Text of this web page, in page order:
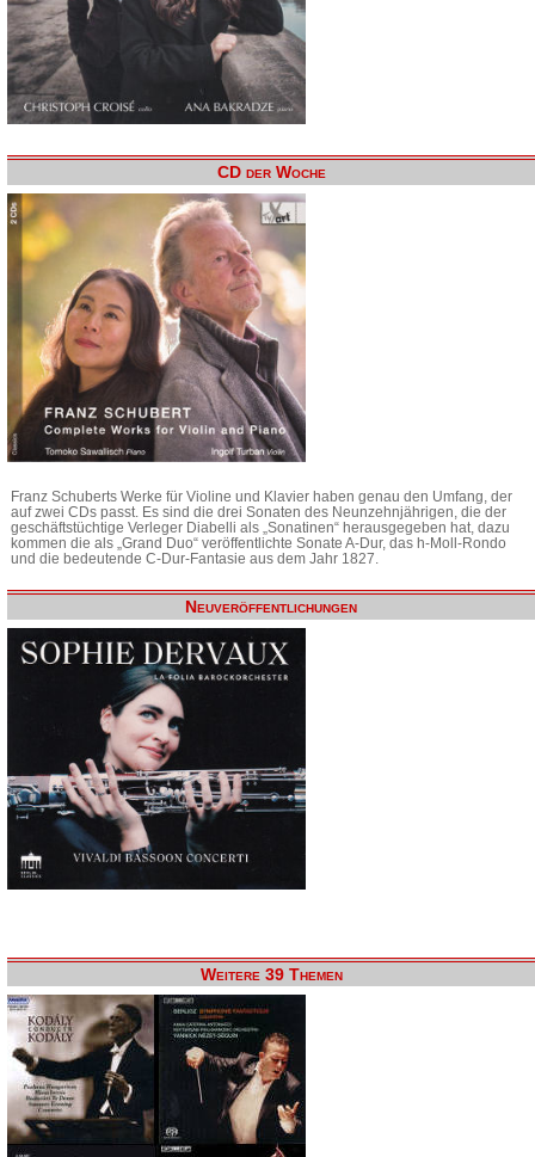
CD der Woche
Franz Schuberts Werke für Violine und Klavier haben genau den Umfang, der
auf zwei CDs passt. Es sind die drei Sonaten des Neunzehnjährigen, die der
geschäftstüchtige Verleger Diabelli als „Sonatinen“ herausgegeben hat, dazu
kommen die als „Grand Duo“ veröffentlichte Sonate A-Dur, das h-Moll-Rondo
und die bedeutende C-Dur-Fantasie aus dem Jahr 1827.
Neuveröffentlichungen
Weitere 39 Themen